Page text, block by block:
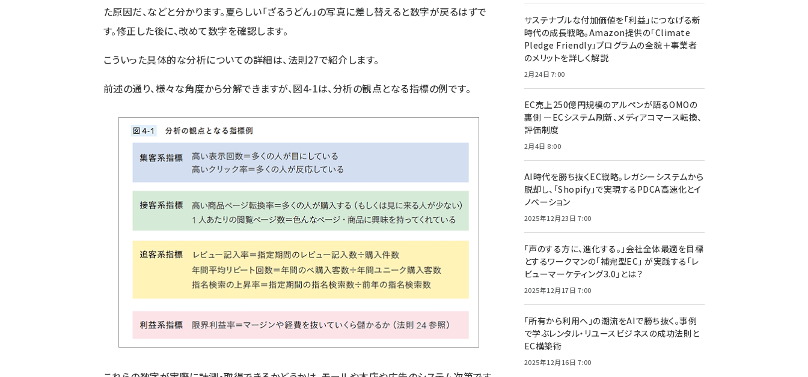
た原因だ、などと分かります。夏らしい「ざるうどん」の写真に差し替えると数字が戻るはずで
す。修正した後に、改めて数字を確認します。
こういった具体的な分析についての詳細は、法則27で紹介します。
前述の通り、様々な角度から分解できますが、図4-1は、分析の観点となる指標の例です。
サステナブルな付加価値を「利益」につなげる新
時代の成長戦略。Amazon提供の「Climate
Pledge Friendly」プログラムの全貌＋事業者
のメリットを詳しく解説
2月24日 7:00
EC売上250億円規模のアルペンが語るOMOの
裏側 ―ECシステム刷新、メディアコマース転換、
評価制度
2月4日 8:00
AI時代を勝ち抜くEC戦略。レガシーシステムから
脱却し、「Shopify」で実現するPDCA高速化とイ
ノベーション
2025年12月23日 7:00
「声のする方に、進化する。」会社全体最適を目標
とするワークマンの「補完型EC」 が実践する「レ
ビューマーケティング3.0」とは？
2025年12月17日 7:00
「所有から利用へ」の潮流をAIで勝ち抜く。事例
で学ぶレンタル・リユースビジネスの成功法則と
EC構築術
2025年12月16日 7:00